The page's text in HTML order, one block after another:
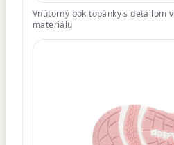
Vnútorný bok topánky s detailom
materiálu